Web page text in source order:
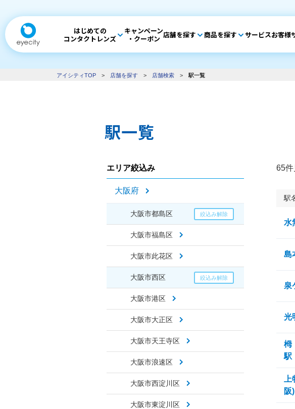
はじめての
コンタクトレンズ
キャンペーン
・クーポン 店舗を探す 商品を探す サービスお客様
アイシティTOP > 店舗を探す > 店舗検索 > 駅一覧
駅一覧
エリア絞込み
大阪府
大阪市都島区
大阪市福島区
大阪市此花区
大阪市西区
大阪市港区
大阪市大正区
大阪市天王寺区
大阪市浪速区
大阪市西淀川区
大阪市東淀川区
65件
駅
水
島
泉
光
栂
駅
阪)